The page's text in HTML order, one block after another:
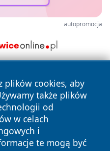
autopromocja
plików cookies, aby
także plików
od
w celach
i
te mogą być
prawa zastrzeżone.